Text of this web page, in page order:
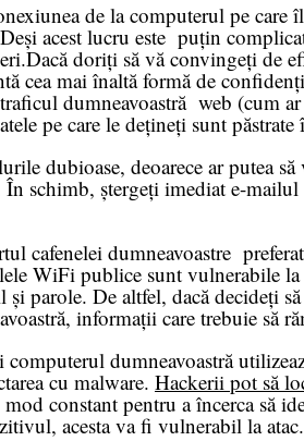
de la computerul pe
acest lucru este puțin
doriți să vă convingeți de
cea mai înaltă formă de
dumneavoastră web (cum
pe care le dețineți sunt păstrate
dubioase, deoarece ar putea
În schimb, ștergeți imediat e-
dumneavoastre
WiFi publice sunt vulnerabile
parole. De altfel, dacă decideți
informații care trebuie să
dumneavoastră
cu malware. Hackerii pot să
constant pentru a încerca să
acesta va fi vulnerabil la atac.